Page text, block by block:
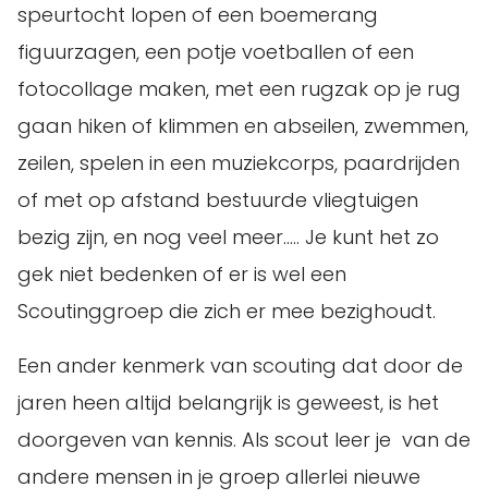
speurtocht lopen of een boemerang
figuurzagen, een potje voetballen of een
fotocollage maken, met een rugzak op je rug
gaan hiken of klimmen en abseilen, zwemmen,
zeilen, spelen in een muziekcorps, paardrijden
of met op afstand bestuurde vliegtuigen
bezig zijn, en nog veel meer….. Je kunt het zo
gek niet bedenken of er is wel een
Scoutinggroep die zich er mee bezighoudt.
Een ander kenmerk van scouting dat door de
jaren heen altijd belangrijk is geweest, is het
doorgeven van kennis. Als scout leer je van de
andere mensen in je groep allerlei nieuwe